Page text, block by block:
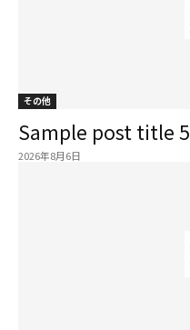
その他
Sample post title 5
2026年8月6日